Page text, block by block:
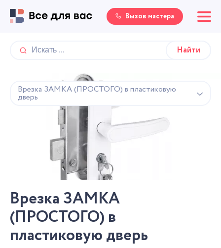
Вызов мастера
Врезка ЗАМКА (ПРОСТОГО) в пластиковую
дверь
Врезка ЗАМКА
(ПРОСТОГО) в
пластиковую дверь